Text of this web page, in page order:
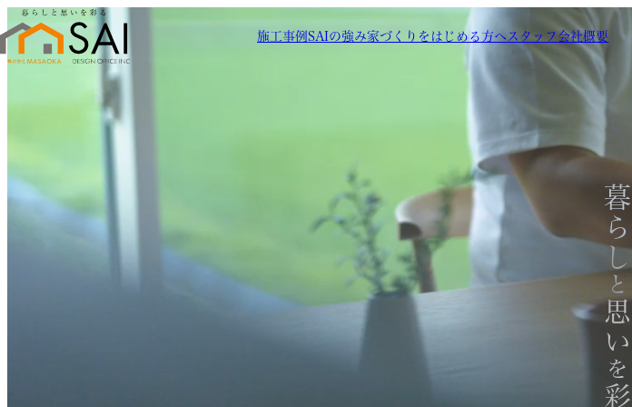
施工事例SAIの強み家づくりをはじめる方へ スタッフ会社概要
暮らし
と
思い
を